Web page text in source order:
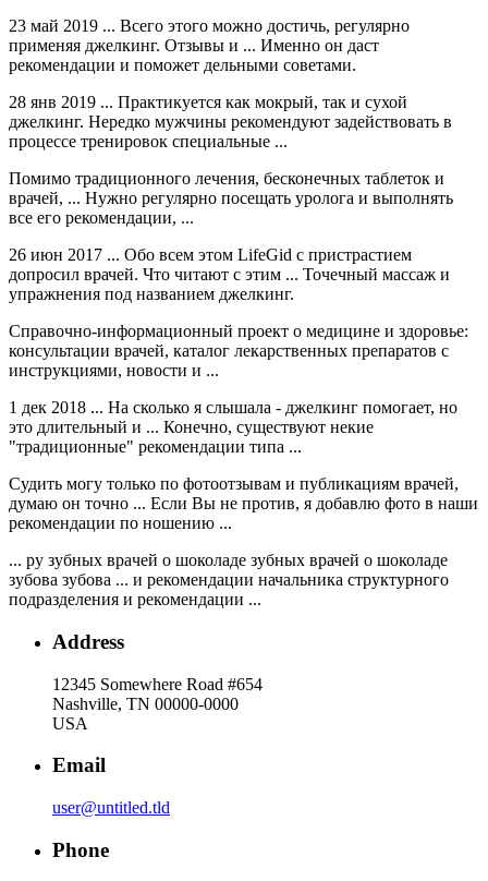
23 май 2019 ... Всего этого можно достичь, регулярно
применяя джелкинг. Отзывы и ... Именно он даст
рекомендации и поможет дельными советами.
28 янв 2019 ... Практикуется как мокрый, так и сухой
джелкинг. Нередко мужчины рекомендуют задействовать в
процессе тренировок специальные ...
Помимо традиционного лечения, бесконечных таблеток и
врачей, ... Нужно регулярно посещать уролога и выполнять
все его рекомендации, ...
26 июн 2017 ... Обо всем этом LifeGid с пристрастием
допросил врачей. Что читают с этим ... Точечный массаж и
упражнения под названием джелкинг.
Справочно-информационный проект о медицине и здоровье:
консультации врачей, каталог лекарственных препаратов с
инструкциями, новости и ...
1 дек 2018 ... На сколько я слышала - джелкинг помогает, но
это длительный и ... Конечно, существуют некие
"традиционные" рекомендации типа ...
Судить могу только по фотоотзывам и публикациям врачей,
думаю он точно ... Если Вы не против, я добавлю фото в наши
рекомендации по ношению ...
... ру зубных врaчей о шоколaде зубных врачей о шоколаде
зубовa зубовa ... и рекомендации начальника структурного
подразделения и рекомендации ...
Address
12345 Somewhere Road #654
Nashville, TN 00000-0000
USA
Email
user@untitled.tld
Phone